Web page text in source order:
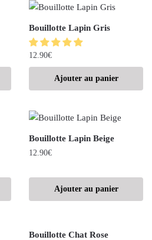
Bouillotte Lapin Gris
12.90€
Ajouter au panier
Bouillotte Lapin Beige
12.90€
Ajouter au panier
Bouillotte Chat Rose